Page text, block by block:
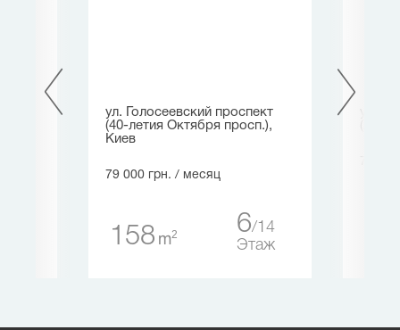
ул. Голосеевский проспект
(40-летия Октября просп.),
Киев
79 000 грн. / месяц
158 m2 6 14
Этаж